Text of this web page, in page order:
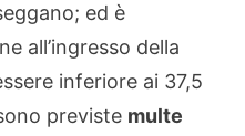
ed è
all’ingresso della
inferiore ai 37,5
previste multe